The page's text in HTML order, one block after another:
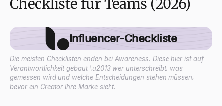
Checkliste für Teams (2026)
Influencer-Checkliste
Die meisten Checklisten enden bei Awareness. Diese hier ist auf
Verantwortlichkeit gebaut \u2013 wer unterschreibt, was
gemessen wird und welche Entscheidungen stehen müssen,
bevor ein Creator Ihre Marke sieht.